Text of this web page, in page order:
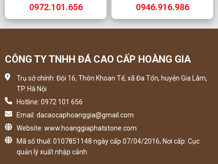
0972.101.656 0946.916.986
CÔNG TY TNHH ĐÁ CAO CẤP HOÀNG GIA
Trụ sở chính: Đội 16, Thôn Khoan Tế, xã Đa Tốn, huyện Gia Lâm,
TP. Hà Nội
Hotline: 0972 101 656
Email: dacaocaphoanggia@gmail.com
Website: www.hoanggiaphatstone.com
Mã số thuế: 0107851148 ngày cấp 07/04/2016, Nơi cấp: Cục
quản lý xuất nhập cảnh